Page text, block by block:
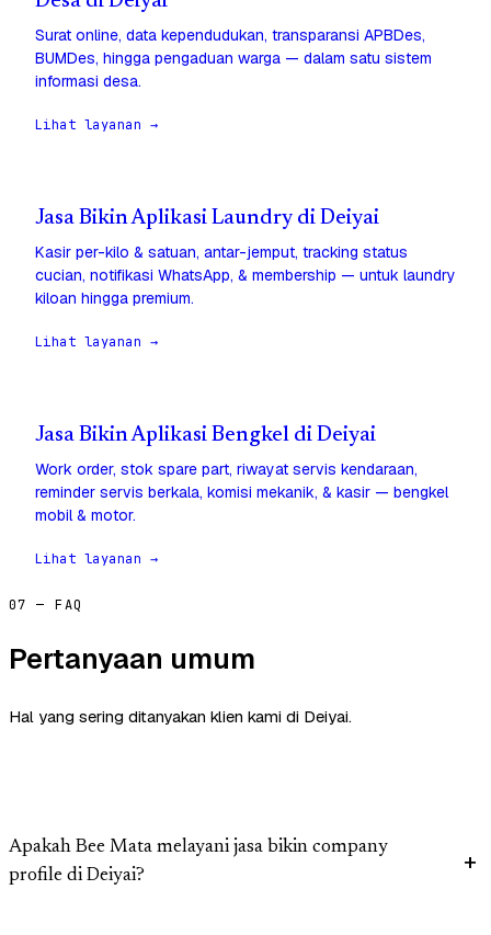
Surat online, data kependudukan, transparansi APBDes,
BUMDes, hingga pengaduan warga — dalam satu sistem
informasi desa.
Lihat layanan →
Jasa Bikin Aplikasi Laundry di Deiyai
Kasir per-kilo & satuan, antar-jemput, tracking status
cucian, notifikasi WhatsApp, & membership — untuk laundry
kiloan hingga premium.
Lihat layanan →
Jasa Bikin Aplikasi Bengkel di Deiyai
Work order, stok spare part, riwayat servis kendaraan,
reminder servis berkala, komisi mekanik, & kasir — bengkel
mobil & motor.
Lihat layanan →
07 — FAQ
Pertanyaan umum
Hal yang sering ditanyakan klien kami di Deiyai.
Apakah Bee Mata melayani jasa bikin company
profile di Deiyai?